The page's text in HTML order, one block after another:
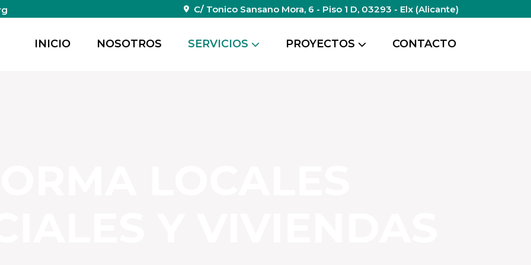
C/ Tonico Sansano Mora, 6 - Piso 1 D, 03293 - Elx (Alicante)
INICIO NOSOTROS SERVICIOS PROYECTOS CONTACTO